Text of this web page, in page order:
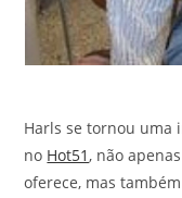
Harls se tornou uma
no Hot51, não
oferece, mas